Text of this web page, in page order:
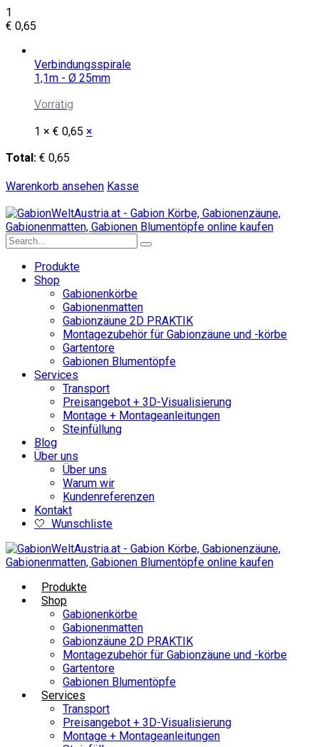
1
€ 0,65
Verbindungsspirale
1,1m - Ø 25mm
Vorrätig
1 × € 0,65 ×
Total: € 0,65
Warenkorb ansehen Kasse
Produkte
Shop
Gabionenkörbe
Gabionenmatten
Gabionzäune 2D PRAKTIK
Montagezubehör für Gabionzäune und -körbe
Gartentore
Gabionen Blumentöpfe
Services
Transport
Preisangebot + 3D-Visualisierung
Montage + Montageanleitungen
Steinfüllung
Blog
Über uns
Über uns
Warum wir
Kundenreferenzen
Kontakt
🤍 Wunschliste
Produkte
Shop
Gabionenkörbe
Gabionenmatten
Gabionzäune 2D PRAKTIK
Montagezubehör für Gabionzäune und -körbe
Gartentore
Gabionen Blumentöpfe
Services
Transport
Preisangebot + 3D-Visualisierung
Montage + Montageanleitungen